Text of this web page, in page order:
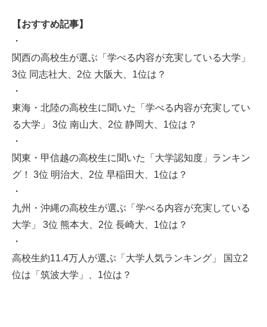
【おすすめ記事】
・
関西の高校生が選ぶ「学べる内容が充実している大学」
3位 同志社大、2位 大阪大、1位は？
・
東海・北陸の高校生に聞いた「学べる内容が充実してい
る大学」 3位 南山大、2位 静岡大、1位は？
・
関東・甲信越の高校生に聞いた「大学認知度」ランキン
グ！ 3位 明治大、2位 早稲田大、1位は？
・
九州・沖縄の高校生が選ぶ「学べる内容が充実している
大学」 3位 熊本大、2位 長崎大、1位は？
・
高校生約11.4万人が選ぶ「大学人気ランキング」 国立2
位は「筑波大学」、1位は？